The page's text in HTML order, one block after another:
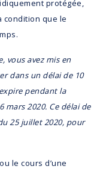
protégée,
condition que le
vous avez mis en
dans un délai de 10
pendant la
2020. Ce délai de
25 juillet 2020, pour
le cours d’une